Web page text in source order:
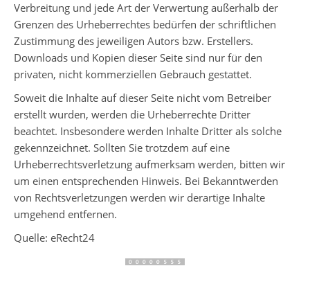
Verbreitung und jede Art der Verwertung außerhalb der
Grenzen des Urheberrechtes bedürfen der schriftlichen
Zustimmung des jeweiligen Autors bzw. Erstellers.
Downloads und Kopien dieser Seite sind nur für den
privaten, nicht kommerziellen Gebrauch gestattet.
Soweit die Inhalte auf dieser Seite nicht vom Betreiber
erstellt wurden, werden die Urheberrechte Dritter
beachtet. Insbesondere werden Inhalte Dritter als solche
gekennzeichnet. Sollten Sie trotzdem auf eine
Urheberrechtsverletzung aufmerksam werden, bitten wir
um einen entsprechenden Hinweis. Bei Bekanntwerden
von Rechtsverletzungen werden wir derartige Inhalte
umgehend entfernen.
Quelle: eRecht24